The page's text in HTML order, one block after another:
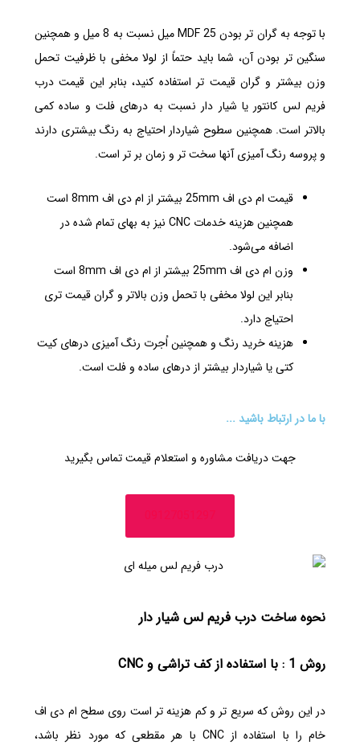
با توجه به گران تر بودن MDF 25 میل نسبت به 8 میل و همچنین
سنگین تر بودن آن، شما باید حتماً از لولا مخفی با ظرفیت تحمل
وزن بیشتر و گران قیمت تر استفاده کنید، بنابر این قیمت درب
فریم لس کانتور یا شیار دار نسبت به درهای فلت و ساده کمی
بالاتر است. همچنین سطوح شیاردار احتیاج به رنگ بیشتری دارند
و پروسه رنگ آمیزی آنها سخت تر و زمان بر تر است.
قیمت ام دی اف 25mm بیشتر از ام دی اف 8mm است
همچنین هزینه خدمات CNC نیز به بهای تمام شده در
اضافه می‌شود.
وزن ام دی اف 25mm بیشتر از ام دی اف 8mm است
بنابر این لولا مخفی با تحمل وزن بالاتر و گران قیمت تری
احتیاج دارد.
هزینه خرید رنگ و همچنین اُجرت رنگ آمیزی درهای کیت
کتی یا شیاردار بیشتر از درهای ساده و فلت است.
با ما در ارتباط باشید ...
جهت دریافت مشاوره و استعلام قیمت تماس بگیرید
نحوه ساخت درب فریم لس شیار دار
روش 1 : با استفاده از کف تراشی و CNC
در این روش که سریع تر و کم هزینه تر است روی سطح ام دی اف
خام را با استفاده از CNC با هر مقطعی که مورد نظر باشد،